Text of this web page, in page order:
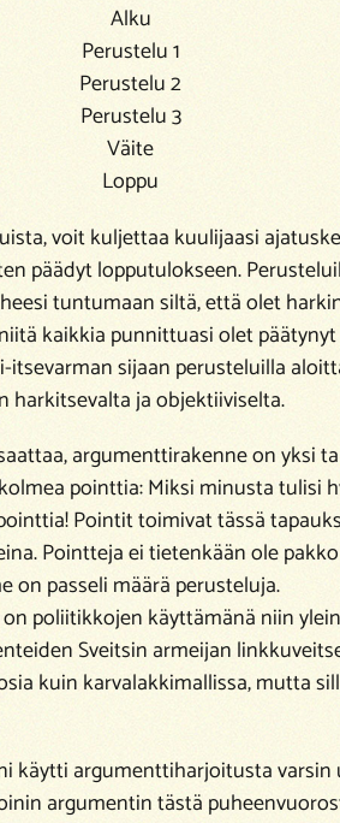
Alku
Perustelu 1
Perustelu 2
Perustelu 3
Väite
Loppu
voit kuljettaa kuulijaasi
päädyt lopputulokseen.
tuntumaan siltä, että olet
kaikkia punnittuasi olet
itsevarman sijaan perusteluilla
harkitsevalta ja objektiiviselta.
argumenttirakenne on yksi
pointtia:Miksi minusta tulisi
Pointit toimivat tässä
Pointteja ei tietenkään ole
on passeli määrä perusteluja.
poliitikkojen käyttämänä niin
Sveitsin armeijan
kuin karvalakkimallissa, mutta
käytti argumenttiharjoitusta varsin
argumentin tästä